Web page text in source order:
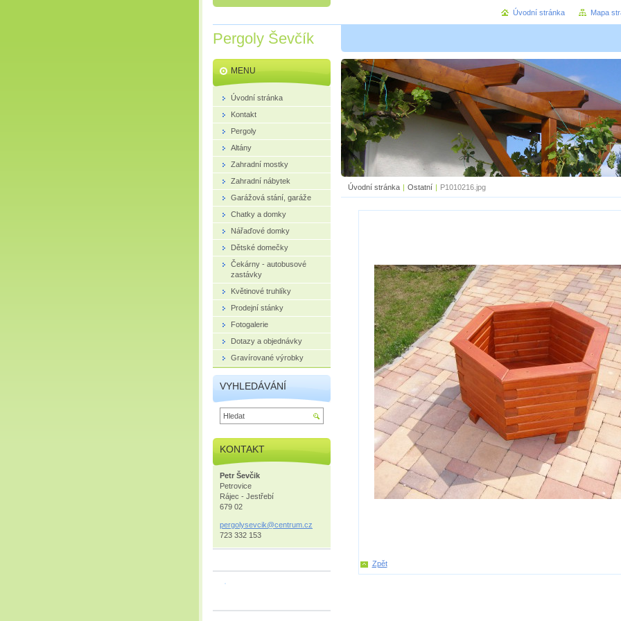
Pergoly Ševčík
Úvodní stránka | Ostatní | P1010216.jpg
Zpět
MENU
Úvodní stránka
Kontakt
Pergoly
Altány
Zahradní mostky
Zahradní nábytek
Garážová stání, garáže
Chatky a domky
Nářaďové domky
Dětské domečky
Čekárny - autobusové
zastávky
Květinové truhlíky
Prodejní stánky
Fotogalerie
Dotazy a objednávky
Gravírované výrobky
VYHLEDÁVÁNÍ
KONTAKT
Petr Ševčik
Petrovice
Rájec - Jestřebí
679 02
pergolysevcik@centrum.cz
723 332 153
Úvodní stránka Mapa